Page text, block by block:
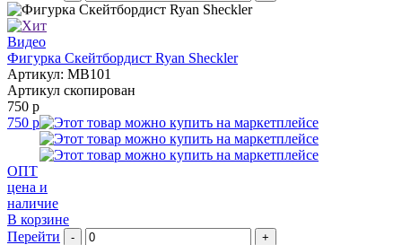
Видео
Фигурка Скейтбордист Ryan Sheckler
Артикул: MB101
Артикул скопирован
750 р
750 р
ОПТ
цена и
наличие
В корзине
Перейти
- +